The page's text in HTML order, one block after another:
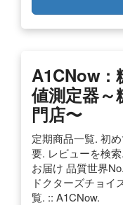
A1CNow :
値測定器～
門店〜
定期商品一覧. 初
要. レビューを検
お届け 品質世界
ドクターズチョイ
覧. :: A1CNow.